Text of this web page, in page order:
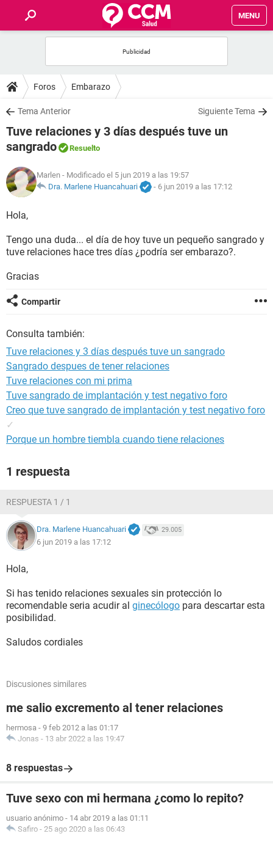
MENU
FOROS
SALUD
NUTRICIÓN
SEXUALIDAD
Foros Embarazo
Tema Anterior Siguiente Tema
Tuve relaciones y 3 días después tuve un
sangrado
Resuelto
Marlen - Modificado el 5 jun 2019 a las 19:57
Dra. Marlene Huancahuari
- 6 jun 2019 a las 17:12
Hola,
Tengo una duda... el día de hoy tuve un pequeño sangrado y
tuve relaciones hace tres días ¿podría ser embarazo?.
Gracias
Compartir
Consulta también:
Tuve relaciones y 3 días después tuve un sangrado
Sangrado despues de tener relaciones
Tuve relaciones con mi prima
Tuve sangrado de implantación y test negativo foro
Creo que tuve sangrado de implantación y test negativo foro
✓
Porque un hombre tiembla cuando tiene relaciones
1 respuesta
RESPUESTA 1 / 1
Dra. Marlene Huancahuari 29.005
6 jun 2019 a las 17:12
Hola,
Si has tenido relaciones sexuales sin protección lo
recomendable seria acudir al ginecólogo para descartar esta
posibilidad.
Saludos cordiales
Discusiones similares
me salio excremento al tener relaciones
hermosa - 9 feb 2012 a las 01:17
Jonas - 13 abr 2022 a las 19:47
8 respuestas
Tuve sexo con mi hermana ¿como lo repito?
usuario anónimo - 14 abr 2019 a las 01:11
Safiro - 25 ago 2020 a las 06:43